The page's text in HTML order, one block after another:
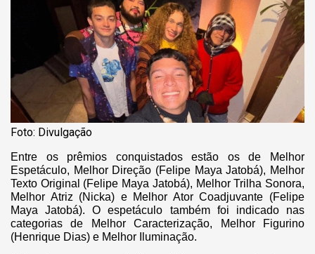
Foto: Divulgação
Entre os prêmios conquistados estão os de Melhor
Espetáculo, Melhor Direção (Felipe Maya Jatobá), Melhor
Texto Original (Felipe Maya Jatobá), Melhor Trilha Sonora,
Melhor Atriz (Nicka) e Melhor Ator Coadjuvante (Felipe
Maya Jatobá). O espetáculo também foi indicado nas
categorias de Melhor Caracterização, Melhor Figurino
(Henrique Dias) e Melhor Iluminação.